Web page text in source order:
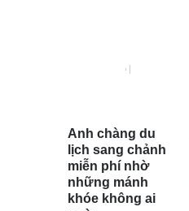
Anh chàng du
lịch sang chảnh
miễn phí nhờ
những mánh
khóe không ai